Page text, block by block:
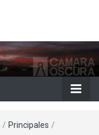
Oscura
/ Principales /